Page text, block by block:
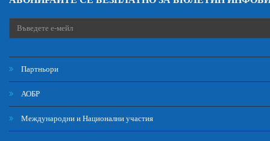
Партньори
АОБР
Международни и Национални участия